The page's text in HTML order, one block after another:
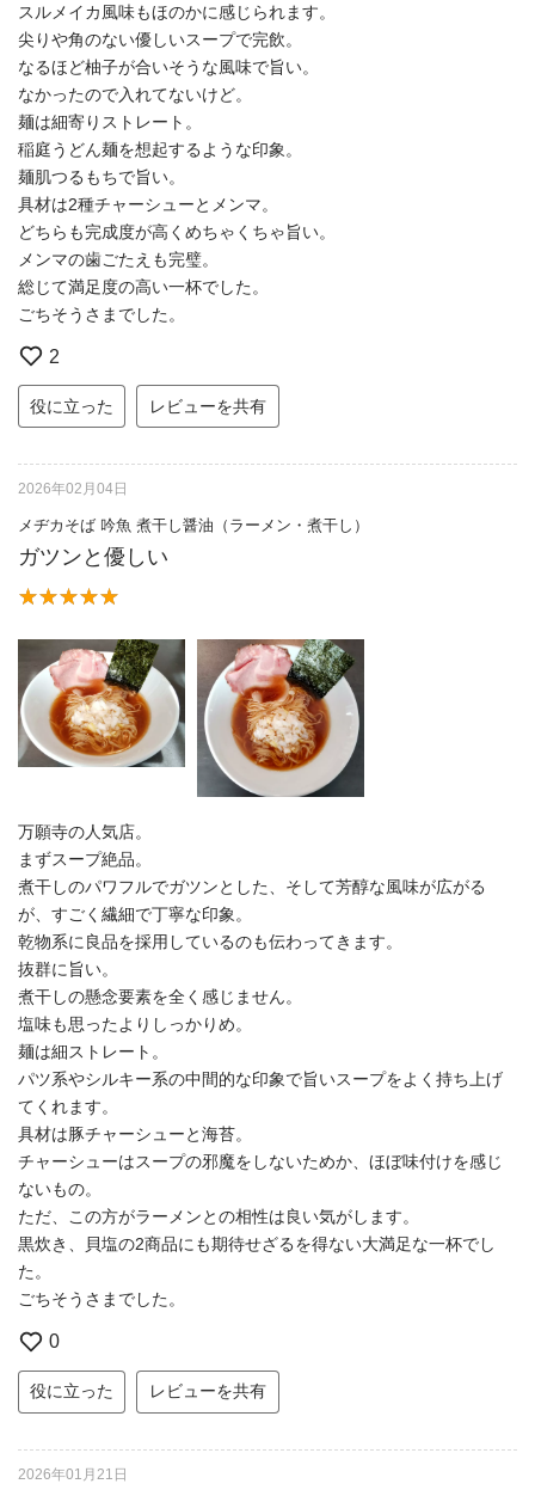
スルメイカ風味もほのかに感じられます。
尖りや角のない優しいスープで完飲。
なるほど柚子が合いそうな風味で旨い。
なかったので入れてないけど。
麺は細寄りストレート。
稲庭うどん麺を想起するような印象。
麺肌つるもちで旨い。
具材は2種チャーシューとメンマ。
どちらも完成度が高くめちゃくちゃ旨い。
メンマの歯ごたえも完璧。
総じて満足度の高い一杯でした。
ごちそうさまでした。
2
役に立った レビューを共有
2026年02月04日
メヂカそば 吟魚 煮干し醤油（ラーメン・煮干し）
ガツンと優しい
万願寺の人気店。
まずスープ絶品。
煮干しのパワフルでガツンとした、そして芳醇な風味が広がる
が、すごく繊細で丁寧な印象。
乾物系に良品を採用しているのも伝わってきます。
抜群に旨い。
煮干しの懸念要素を全く感じません。
塩味も思ったよりしっかりめ。
麺は細ストレート。
パツ系やシルキー系の中間的な印象で旨いスープをよく持ち上げ
てくれます。
具材は豚チャーシューと海苔。
チャーシューはスープの邪魔をしないためか、ほぼ味付けを感じ
ないもの。
ただ、この方がラーメンとの相性は良い気がします。
黒炊き、貝塩の2商品にも期待せざるを得ない大満足な一杯でし
た。
ごちそうさまでした。
0
役に立った レビューを共有
2026年01月21日